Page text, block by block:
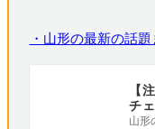
・山形の最新の話
【
チ
山形